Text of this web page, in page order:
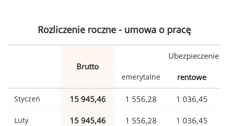
Rozliczenie roczne - umowa o pracę
Brutto
Ubezpieczenie
emerytalne rentowe
Styczeń 15 945,46 1 556,28 1 036,45
Luty 15 945,46 1 556,28 1 036,45